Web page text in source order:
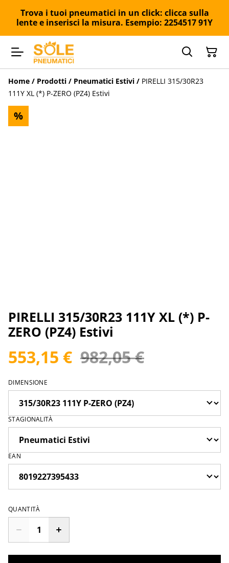
Trova i tuoi pneumatici in un click: clicca sulla
lente e inserisci la misura. Esempio: 2254517 91Y
Home / Prodotti / Pneumatici Estivi / PIRELLI 315/30R23
111Y XL (*) P-ZERO (PZ4) Estivi
%
PIRELLI 315/30R23 111Y XL (*) P-
ZERO (PZ4) Estivi
553,15 € 982,05 €
DIMENSIONE
STAGIONALITÀ
EAN
QUANTITÀ